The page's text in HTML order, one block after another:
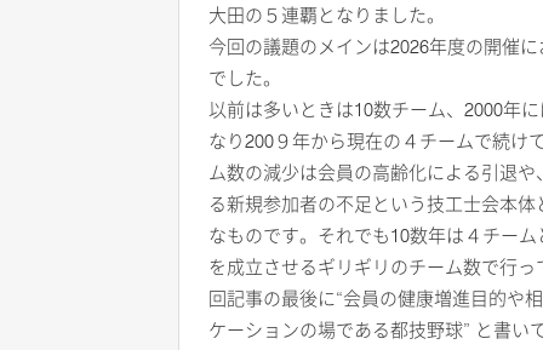
大田の５連覇となりました。
今回の議題のメインは2026年度の開催
でした。
以前は多いときは10数チーム、2000年
なり200９年から現在の４チームで続け
ム数の減少は会員の高齢化による引退
る新規参加者の不足という技工士会本体
なものです。それでも10数年は４チー
を成立させるギリギリのチーム数で行っ
回記事の最後に“会員の健康増進目的や
ケーションの場である都技野球” と書い